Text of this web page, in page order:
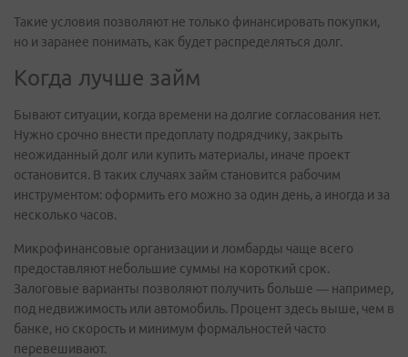
Такие условия позволяют не только финансировать покупки,
но и заранее понимать, как будет распределяться долг.
Когда лучше займ
Бывают ситуации, когда времени на долгие согласования нет.
Нужно срочно внести предоплату подрядчику, закрыть
неожиданный долг или купить материалы, иначе проект
остановится. В таких случаях займ становится рабочим
инструментом: оформить его можно за один день, а иногда и за
несколько часов.
Микрофинансовые организации и ломбарды чаще всего
предоставляют небольшие суммы на короткий срок.
Залоговые варианты позволяют получить больше — например,
под недвижимость или автомобиль. Процент здесь выше, чем в
банке, но скорость и минимум формальностей часто
перевешивают.